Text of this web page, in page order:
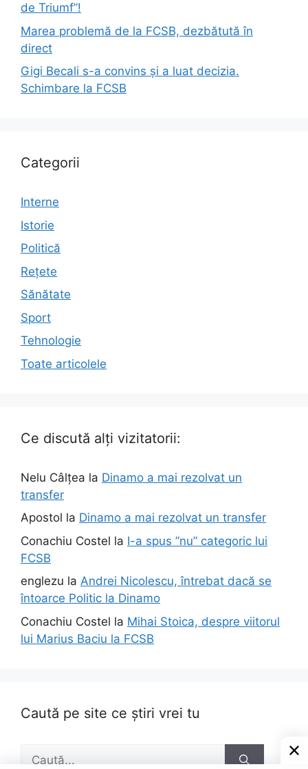
de Triumf”!
Marea problemă de la FCSB, dezbătută în
direct
Gigi Becali s-a convins și a luat decizia.
Schimbare la FCSB
Categorii
Interne
Istorie
Politică
Rețete
Sănătate
Sport
Tehnologie
Toate articolele
Ce discută alți vizitatorii:
Nelu Câlțea la Dinamo a mai rezolvat un
transfer
Apostol la Dinamo a mai rezolvat un transfer
Conachiu Costel la I-a spus ”nu” categoric lui
FCSB
englezu la Andrei Nicolescu, întrebat dacă se
întoarce Politic la Dinamo
Conachiu Costel la Mihai Stoica, despre viitorul
lui Marius Baciu la FCSB
Caută pe site ce știri vrei tu